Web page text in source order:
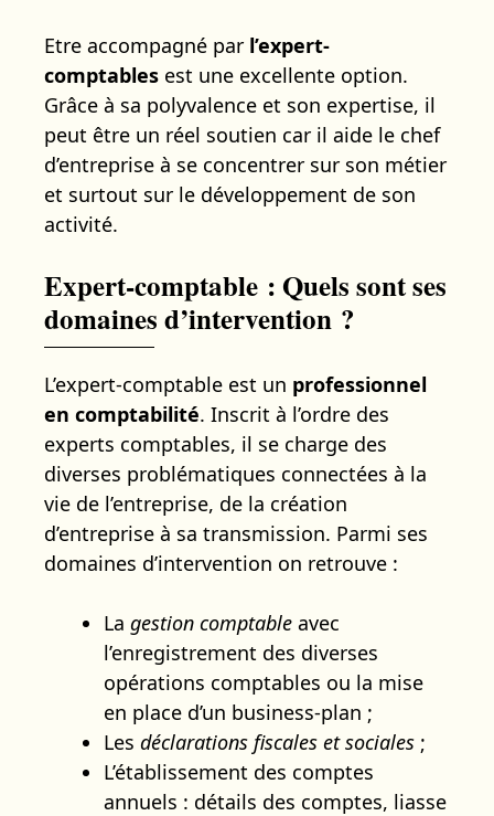
Etre accompagné par l’expert-
comptables est une excellente option.
Grâce à sa polyvalence et son expertise, il
peut être un réel soutien car il aide le chef
d’entreprise à se concentrer sur son métier
et surtout sur le développement de son
activité.
Expert-comptable : Quels sont ses
domaines d’intervention ?
L’expert-comptable est un professionnel
en comptabilité. Inscrit à l’ordre des
experts comptables, il se charge des
diverses problématiques connectées à la
vie de l’entreprise, de la création
d’entreprise à sa transmission. Parmi ses
domaines d’intervention on retrouve :
La gestion comptable avec
l’enregistrement des diverses
opérations comptables ou la mise
en place d’un business-plan ;
Les déclarations fiscales et sociales ;
L’établissement des comptes
annuels : détails des comptes, liasse